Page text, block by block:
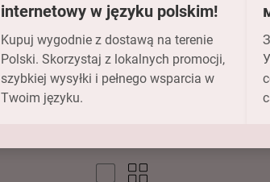
internetowy w języku polskim!
Kupuj wygodnie z dostawą na terenie
Polski. Skorzystaj z lokalnych promocji,
szybkiej wysyłki i pełnego wsparcia w
Twoim języku.
Aura